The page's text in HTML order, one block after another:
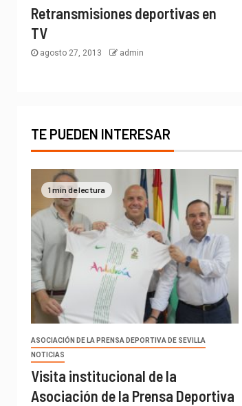
Retransmisiones deportivas en
TV
agosto 27, 2013 admin
TE PUEDEN INTERESAR
1 min de lectura
ASOCIACIÓN DE LA PRENSA DEPORTIVA DE SEVILLA
NOTICIAS
Visita institucional de la
Asociación de la Prensa Deportiva